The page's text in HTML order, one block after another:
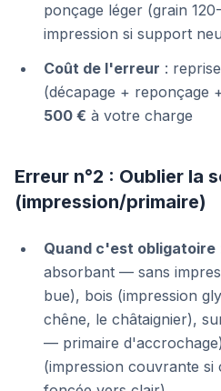
ponçage léger (grain
impression si support
Coût de l'erreur :
(décapage + reponçage
500 € à votre charge
Erreur n°2 : Oublier la
(impression/primaire)
Quand c'est obligatoire
absorbant — sans
bue), bois (impression
chêne, le châtaignier),
— primaire
(impression couvrante